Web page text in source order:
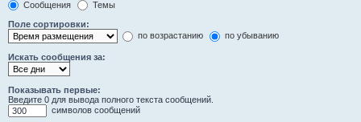
Сообщения
Темы
Поле сортировки:
по возрастанию
по убыванию
Искать сообщения за:
Показывать первые:
Введите 0 для вывода полного текста сообщений.
символов сообщений